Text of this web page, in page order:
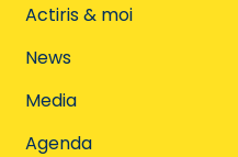
Actiris & moi
News
Media
Agenda